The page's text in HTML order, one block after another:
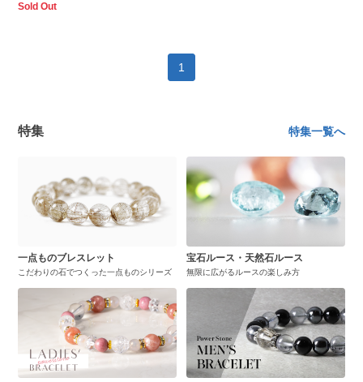
Sold Out
1
特集 特集一覧へ
一点ものブレスレット
こだわりの石でつくった一点ものシリーズ
宝石ルース・天然石ルース
無限に広がるルースの楽しみ方